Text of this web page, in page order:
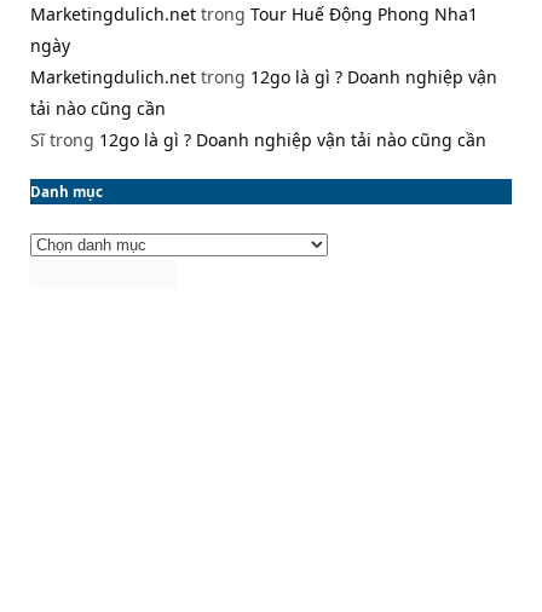
Marketingdulich.net trong Tour Huế Động Phong Nha1
ngày
Marketingdulich.net trong 12go là gì ? Doanh nghiệp vận
tải nào cũng cần
Sĩtrong 12go là gì ? Doanh nghiệp vận tải nào cũng cần
Danh mục
Danh